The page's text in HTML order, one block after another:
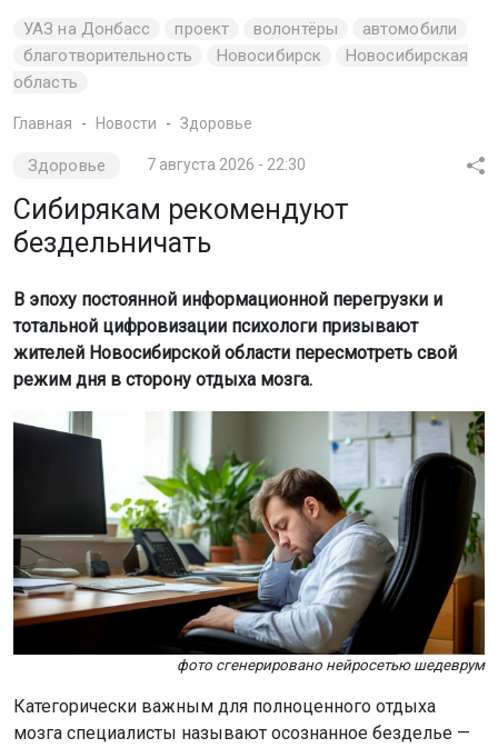
УАЗ на Донбасс проект волонтёры
автомобили
благотворительность
Новосибирск
Новосибирская
область
Главная Новости Здоровье
Здоровье 7 августа 2026 - 22:30
Сибирякам рекомендуют
бездельничать
В эпоху постоянной информационной перегрузки и
тотальной цифровизации психологи призывают
жителей Новосибирской области пересмотреть свой
режим дня в сторону отдыха мозга.
фото сгенерировано нейросетью шедеврум
Категорически важным для полноценного отдыха
мозга специалисты называют осознанное безделье —